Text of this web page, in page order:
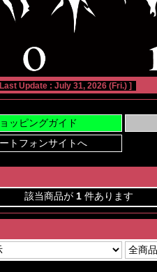
Update : July 31, 2026 (Fri.) ]
該当商品が 1 件あります